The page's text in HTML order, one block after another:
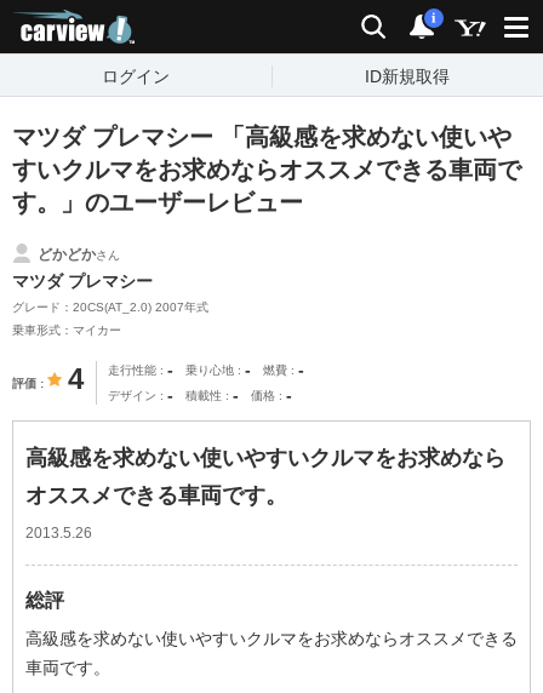
検索 通知
i
ログイン ID新規取得
マツダ プレマシー 「高級感を求めない使いや
すいクルマをお求めならオススメできる車両で
す。」のユーザーレビュー
どかどかさん
マツダ プレマシー
グレード：20CS(AT_2.0) 2007年式
乗車形式：マイカー
評価 4 走行性能 - 乗り心地 - 燃費 -
デザイン - 積載性 - 価格 -
高級感を求めない使いやすいクルマをお求めなら
オススメできる車両です。
2013.5.26
総評
高級感を求めない使いやすいクルマをお求めならオススメできる
車両です。